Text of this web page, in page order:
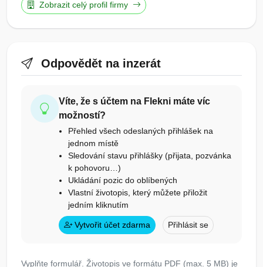
Zobrazit celý profil firmy
Odpovědět na inzerát
Víte, že s účtem na Flekni máte víc
možností?
Přehled všech odeslaných přihlášek na
jednom místě
Sledování stavu přihlášky (přijata, pozvánka
k pohovoru…)
Ukládání pozic do oblíbených
Vlastní životopis, který můžete přiložit
jedním kliknutím
Vytvořit účet zdarma Přihlásit se
Vyplňte formulář. Životopis ve formátu PDF (max. 5 MB) je